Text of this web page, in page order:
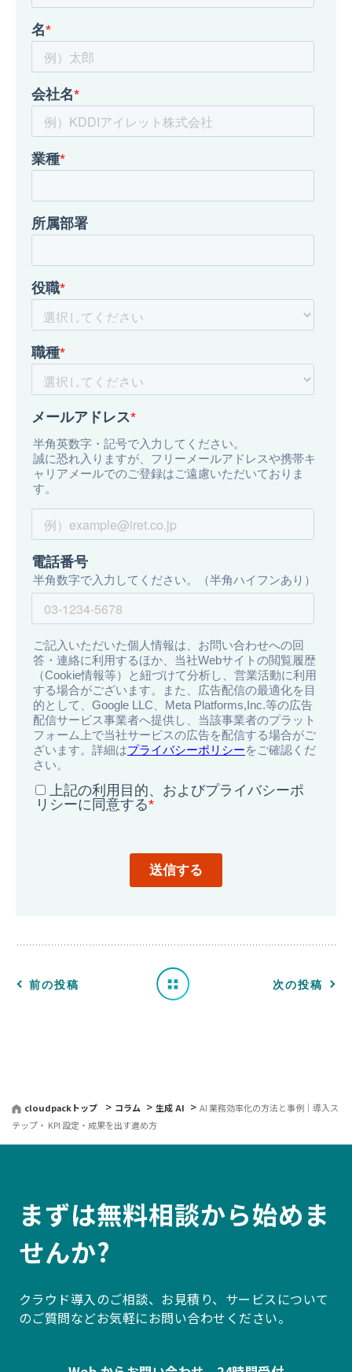
前の投稿
覧
へ 次の投稿
cloudpackトップ コラム 生成 AI
AI 業務効率化の方法と事例｜導入ス
テップ・ KPI 設定・成果を出す進め方
まずは無料相談から始めま
せんか?
クラウド導入のご相談、お見積り、サービスについて
のご質問などお気軽にお問い合わせください。